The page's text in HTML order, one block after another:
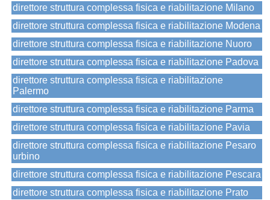
direttore struttura complessa fisica e riabilitazione Milano
direttore struttura complessa fisica e riabilitazione Modena
direttore struttura complessa fisica e riabilitazione Nuoro
direttore struttura complessa fisica e riabilitazione Padova
direttore struttura complessa fisica e riabilitazione
Palermo
direttore struttura complessa fisica e riabilitazione Parma
direttore struttura complessa fisica e riabilitazione Pavia
direttore struttura complessa fisica e riabilitazione Pesaro
urbino
direttore struttura complessa fisica e riabilitazione Pescara
direttore struttura complessa fisica e riabilitazione Prato